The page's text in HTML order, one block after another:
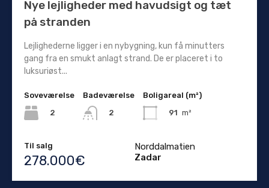
Nye lejligheder med havudsigt og tæt
på stranden
Lejlighederne ligger i en nybygning, kun få minutters
gang fra en smukt anlagt strand. De er placeret i to
luksuriøst...
Soveværelse
2
Badeværelse
2
Boligareal (m²)
91 m²
Til salg
278.000€
Norddalmatien
Zadar